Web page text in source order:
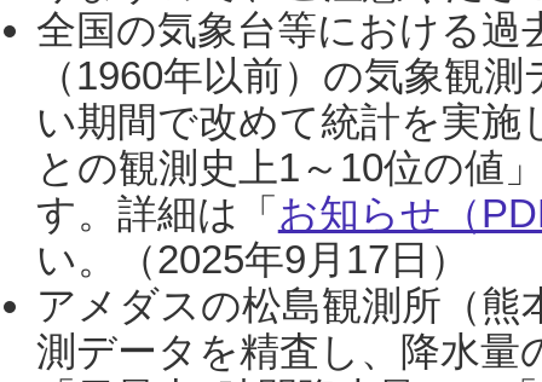
全国の気象台等における過
（1960年以前）の気象観
い期間で改めて統計を実
との観測史上1～10位の値
す。詳細は「 お知らせ（
い。（2025年9月17日）
アメダスの松島観測所（熊
測データを精査し、降水